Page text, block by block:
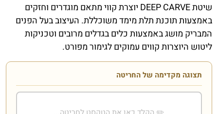
שיטת DEEP CARVE יוצרת קווי מתאם מוגדרים וחזקים
באמצעות תוכנת תלת מימד משוכללת. העיצוב בעל הפנים
המבריק מושג באמצעות כלים בגדלים מרובים וטכניקות
ליטוש היוצרות קווים עמוקים לגימור מפורט.
תצוגה מקדימה של החריטה